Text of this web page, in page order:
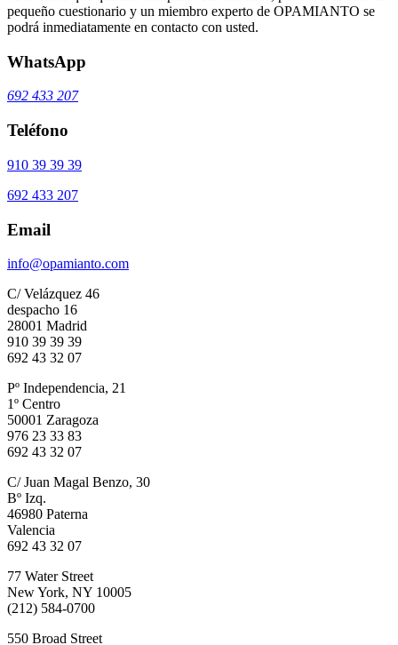
pequeño cuestionario y un miembro experto de OPAMIANTO se
podrá inmediatamente en contacto con usted.
WhatsApp
692 433 207
Teléfono
910 39 39 39
692 433 207
Email
info@opamianto.com
C/ Velázquez 46
despacho 16
28001 Madrid
910 39 39 39
692 43 32 07
Pº Independencia, 21
1º Centro
50001 Zaragoza
976 23 33 83
692 43 32 07
C/ Juan Magal Benzo, 30
Bº Izq.
46980 Paterna
Valencia
692 43 32 07
77 Water Street
New York, NY 10005
(212) 584-0700
550 Broad Street